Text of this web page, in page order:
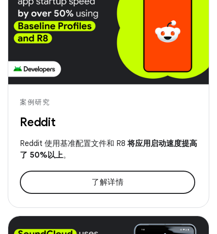
案例研究
Reddit
Reddit 使用基准配置文件和 R8将应用启动速度提高
了 50%以上。
了解详情